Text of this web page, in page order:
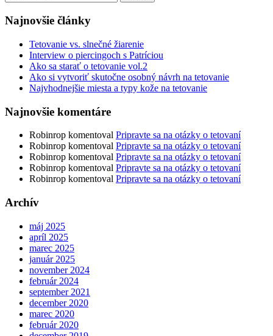
Najnovšie články
Tetovanie vs. slnečné žiarenie
Interview o piercingoch s Patríciou
Ako sa starať o tetovanie vol.2
Ako si vytvoriť skutočne osobný návrh na tetovanie
Najvhodnejšie miesta a typy kože na tetovanie
Najnovšie komentáre
Robinrop komentoval Pripravte sa na otázky o tetovaní
Robinrop komentoval Pripravte sa na otázky o tetovaní
Robinrop komentoval Pripravte sa na otázky o tetovaní
Robinrop komentoval Pripravte sa na otázky o tetovaní
Robinrop komentoval Pripravte sa na otázky o tetovaní
Archív
máj 2025
apríl 2025
marec 2025
január 2025
november 2024
február 2024
september 2021
december 2020
marec 2020
február 2020